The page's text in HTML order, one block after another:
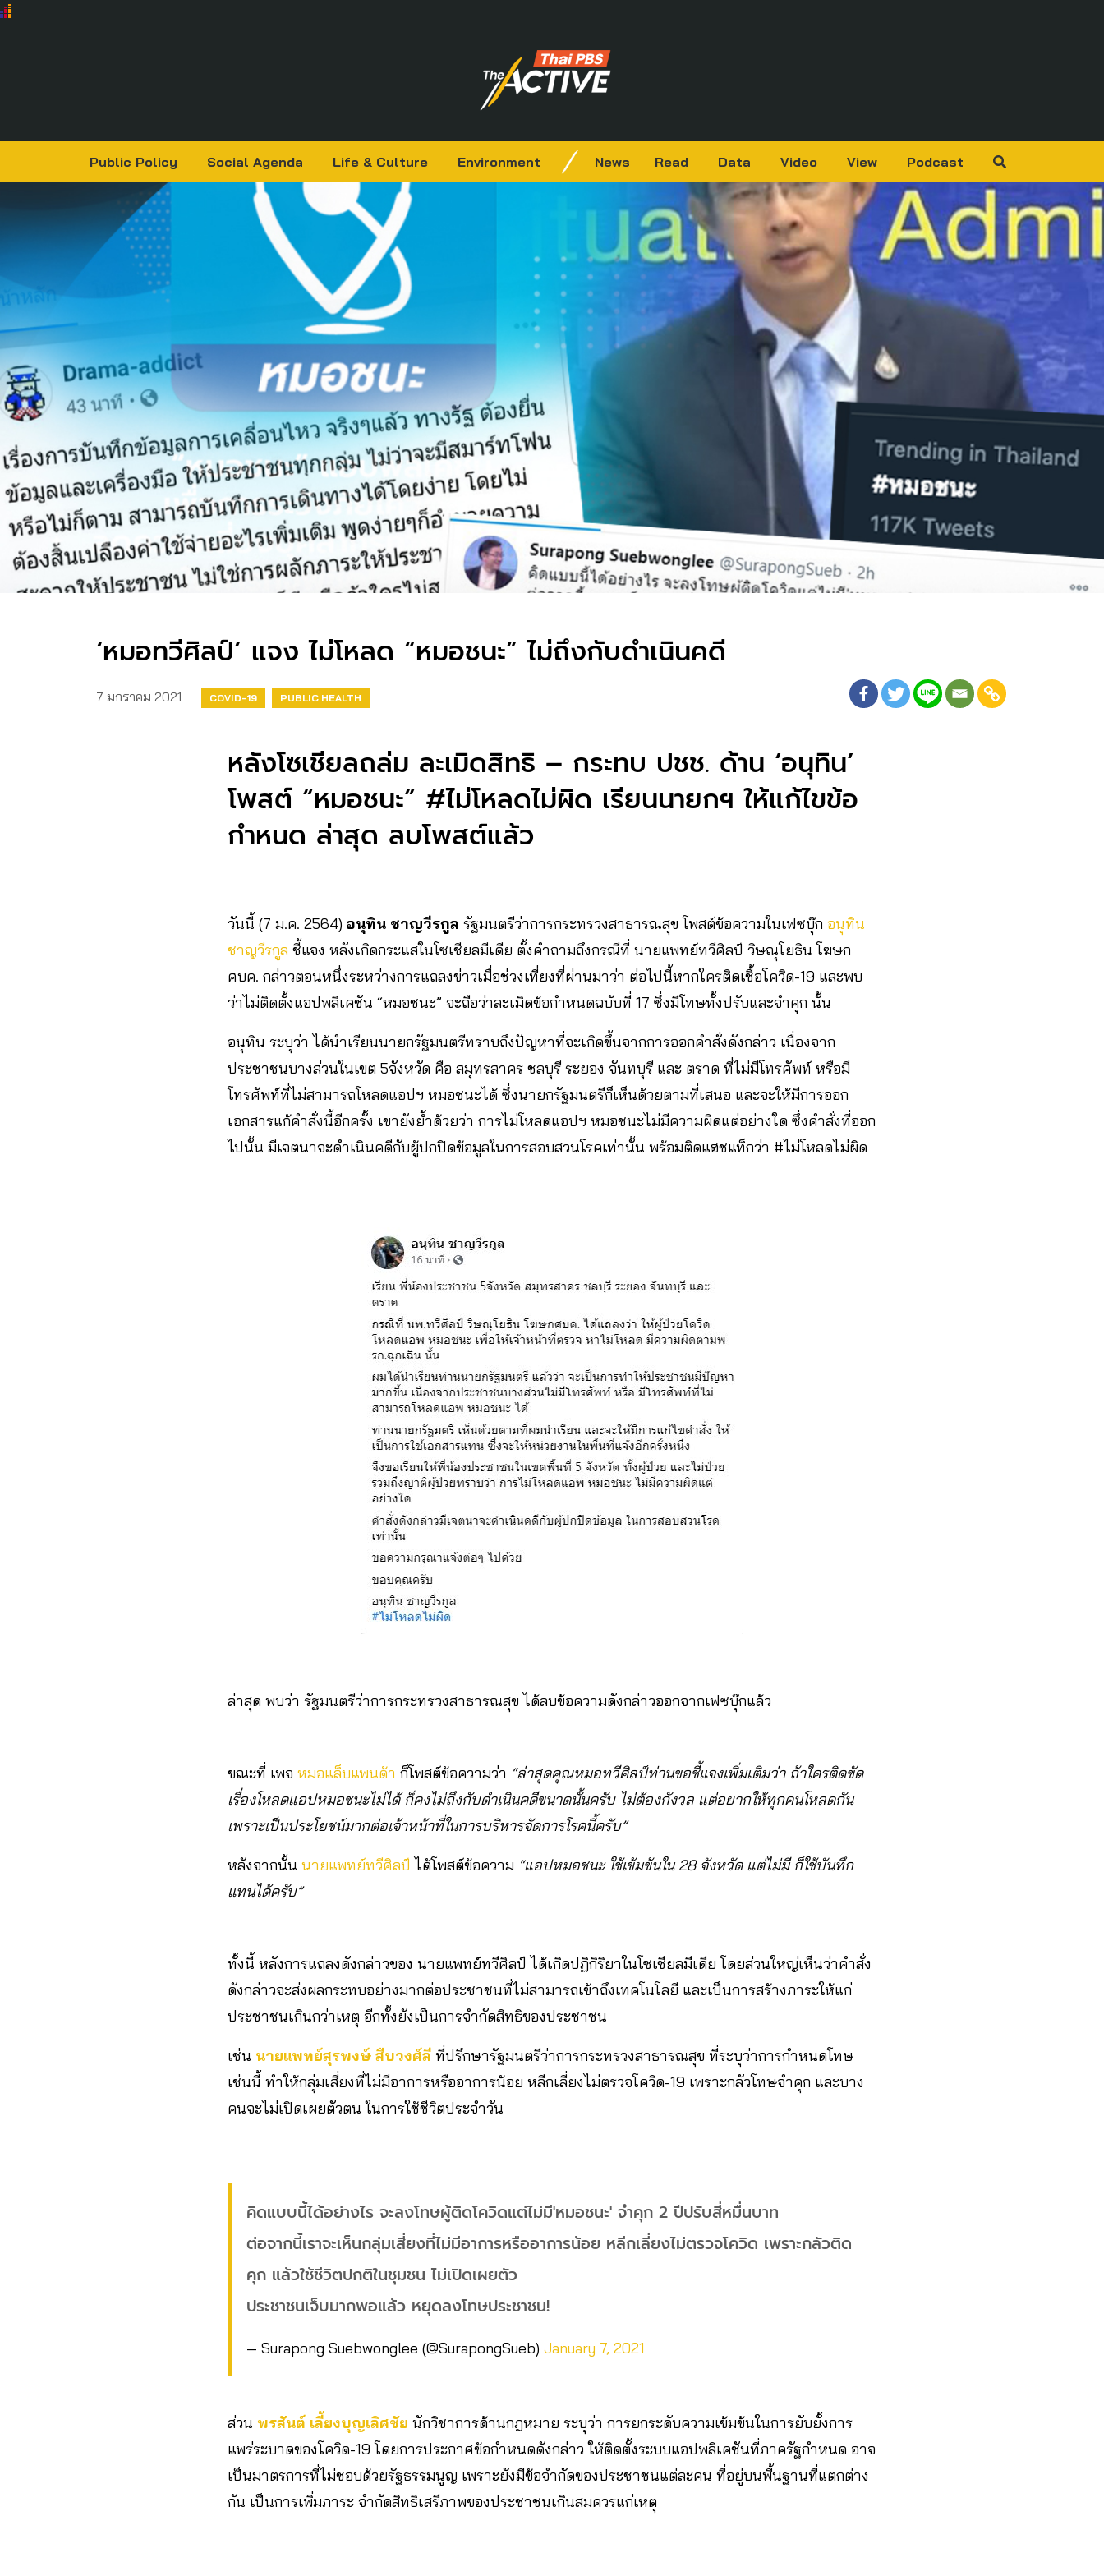
Public Policy Social Agenda Life & Culture Environment News Read Data Video View Podcast
‘หมอทวีศิลป์’ แจง ไม่โหลด “หมอชนะ” ไม่ถึงกับดำเนินคดี
7 มกราคม 2021 COVID-19 PUBLIC HEALTH
หลังโซเชียลถล่ม ละเมิดสิทธิ – กระทบ ปชช. ด้าน ‘อนุทิน’
โพสต์ “หมอชนะ” #ไม่โหลดไม่ผิด เรียนนายกฯ ให้แก้ไขข้อ
กำหนด ล่าสุด ลบโพสต์แล้ว
วันนี้ (7 ม.ค. 2564) อนุทิน ชาญวีรกูล รัฐมนตรีว่าการกระทรวงสาธารณสุข โพสต์ข้อความในเฟซบุ๊ก อนุทิน
ชาญวีรกูล ชี้แจง หลังเกิดกระแสในโซเชียลมีเดีย ตั้งคำถามถึงกรณีที่ นายแพทย์ทวีศิลป์ วิษณุโยธิน โฆษก
ศบค. กล่าวตอนหนึ่งระหว่างการแถลงข่าวเมื่อช่วงเที่ยงที่ผ่านมาว่า ต่อไปนี้หากใครติดเชื้อโควิด-19 และพบ
ว่าไม่ติดตั้งแอปพลิเคชัน “หมอชนะ” จะถือว่าละเมิดข้อกำหนดฉบับที่ 17 ซึ่งมีโทษทั้งปรับและจำคุก นั้น
อนุทิน ระบุว่า ได้นำเรียนนายกรัฐมนตรีทราบถึงปัญหาที่จะเกิดขึ้นจากการออกคำสั่งดังกล่าว เนื่องจาก
ประชาชนบางส่วนในเขต 5จังหวัด คือ สมุทรสาคร ชลบุรี ระยอง จันทบุรี และ ตราด ที่ไม่มีโทรศัพท์ หรือมี
โทรศัพท์ที่ไม่สามารถโหลดแอปฯ หมอชนะได้ ซึ่งนายกรัฐมนตรีก็เห็นด้วยตามที่เสนอ และจะให้มีการออก
เอกสารแก้คำสั่งนี้อีกครั้ง เขายังย้ำด้วยว่า การไม่โหลดแอปฯ หมอชนะไม่มีความผิดแต่อย่างใด ซึ่งคำสั่งที่ออก
ไปนั้น มีเจตนาจะดำเนินคดีกับผู้ปกปิดข้อมูลในการสอบสวนโรคเท่านั้น พร้อมติดแฮชแท็กว่า #ไม่โหลดไม่ผิด
ล่าสุด พบว่า รัฐมนตรีว่าการกระทรวงสาธารณสุข ได้ลบข้อความดังกล่าวออกจากเฟซบุ๊กแล้ว
ขณะที่ เพจ หมอแล็บแพนด้า ก็โพสต์ข้อความว่า “ล่าสุดคุณหมอทวีศิลป์ท่านขอชี้แจงเพิ่มเติมว่า ถ้าใครติดขัด
เรื่องโหลดแอปหมอชนะไม่ได้ ก็คงไม่ถึงกับดำเนินคดีขนาดนั้นครับ ไม่ต้องกังวล แต่อยากให้ทุกคนโหลดกัน
เพราะเป็นประโยชน์มากต่อเจ้าหน้าที่ในการบริหารจัดการโรคนี้ครับ”
หลังจากนั้น นายแพทย์ทวีศิลป์ ได้โพสต์ข้อความ “แอปหมอชนะ ใช้เข้มข้นใน 28 จังหวัด แต่ไม่มี ก็ใช้บันทึก
แทนได้ครับ”
ทั้งนี้ หลังการแถลงดังกล่าวของ นายแพทย์ทวีศิลป์ ได้เกิดปฏิกิริยาในโซเชียลมีเดีย โดยส่วนใหญ่เห็นว่าคำสั่ง
ดังกล่าวจะส่งผลกระทบอย่างมากต่อประชาชนที่ไม่สามารถเข้าถึงเทคโนโลยี และเป็นการสร้างภาระให้แก่
ประชาชนเกินกว่าเหตุ อีกทั้งยังเป็นการจำกัดสิทธิของประชาชน
เช่น นายแพทย์สุรพงษ์ สืบวงศ์ลี ที่ปรึกษารัฐมนตรีว่าการกระทรวงสาธารณสุข ที่ระบุว่าการกำหนดโทษ
เช่นนี้ ทำให้กลุ่มเสี่ยงที่ไม่มีอาการหรืออาการน้อย หลีกเลี่ยงไม่ตรวจโควิด-19 เพราะกลัวโทษจำคุก และบาง
คนจะไม่เปิดเผยตัวตน ในการใช้ชีวิตประจำวัน
คิดแบบนี้ได้อย่างไร จะลงโทษผู้ติดโควิดแต่ไม่มี'หมอชนะ' จำคุก 2 ปีปรับสี่หมื่นบาท
ต่อจากนี้เราจะเห็นกลุ่มเสี่ยงที่ไม่มีอาการหรืออาการน้อย หลีกเลี่ยงไม่ตรวจโควิด เพราะกลัวติด
คุก แล้วใช้ชีวิตปกติในชุมชน ไม่เปิดเผยตัว
ประชาชนเจ็บมากพอแล้ว หยุดลงโทษประชาชน!
— Surapong Suebwonglee (@SurapongSueb) January 7, 2021
ส่วน พรสันต์ เลี้ยงบุญเลิศชัย นักวิชาการด้านกฎหมาย ระบุว่า การยกระดับความเข้มข้นในการยับยั้งการ
แพร่ระบาดของโควิด-19 โดยการประกาศข้อกำหนดดังกล่าว ให้ติดตั้งระบบแอปพลิเคชันที่ภาครัฐกำหนด อาจ
เป็นมาตรการที่ไม่ชอบด้วยรัฐธรรมนูญ เพราะยังมีข้อจำกัดของประชาชนแต่ละคน ที่อยู่บนพื้นฐานที่แตกต่าง
กัน เป็นการเพิ่มภาระ จำกัดสิทธิเสรีภาพของประชาชนเกินสมควรแก่เหตุ